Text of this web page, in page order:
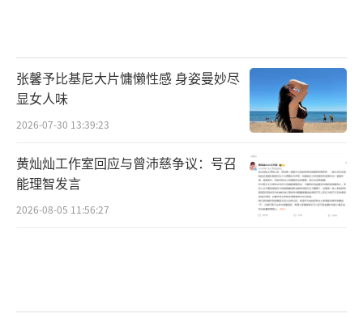
公司、天津猫眼微影文化传媒有限公司、上海
腾讯企鹅影视文化传播有限公司、青岛海发影
视文化有限公司、华夏电影发行有限责任公司
张馨予比基尼大片慵懒性感 身姿曼妙尽
显女人味
2026-07-30 13:39:23
黄灿灿工作室回应与曾沛慈争议：号召
能理智发言
2026-08-05 11:56:27